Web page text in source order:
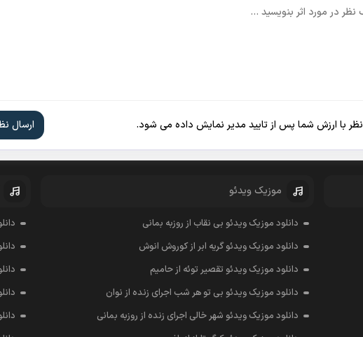
نظر با ارزش شما پس از تایید مدیر نمایش داده می شود.
موزیک ویدئو
دانلود موزیک ویدئو بی نقاب از روزبه بمانی
دانلود موزیک ویدئو گریه ابر از کوروش انوش
دانلود موزیک ویدئو تقصیر توئه از حامیم
دانلود موزیک ویدئو بی تو هر شب اجرای زنده از نوان
دانلود موزیک ویدئو شهر خالی اجرای زنده از روزبه بمانی